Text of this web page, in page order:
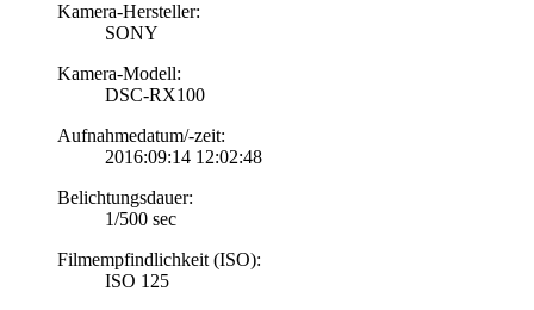
Kamera-Hersteller:
SONY
Kamera-Modell:
DSC-RX100
Aufnahmedatum/-zeit:
2016:09:14 12:02:48
Belichtungsdauer:
1/500 sec
Filmempfindlichkeit (ISO):
ISO 125